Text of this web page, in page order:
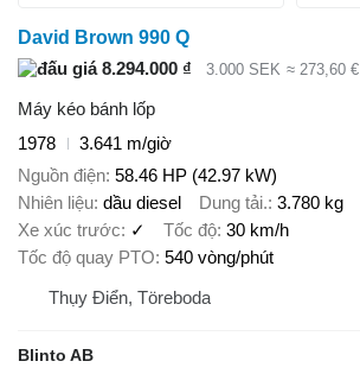
David Brown 990 Q
8.294.000 ₫
3.000 SEK ≈ 273,60 €
Máy kéo bánh lốp
1978
3.641 m/giờ
Nguồn điện 58.46 HP (42.97 kW)
Nhiên liệu dầu diesel Dung tải. 3.780 kg
Xe xúc trước
✓ Tốc độ 30 km/h
Tốc độ quay PTO 540 vòng/phút
Thụy Điển, Töreboda
Blinto AB